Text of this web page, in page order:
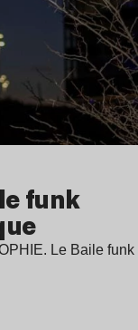
funk
Le Baile funk